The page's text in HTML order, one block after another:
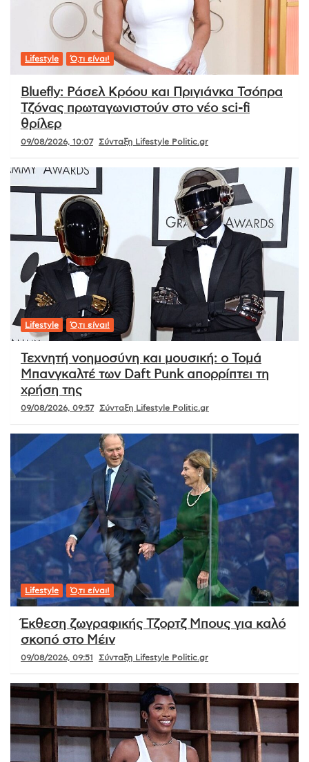
Lifestyle Ό,τι είναι!
Bluefly: Ράσελ Κρόου και Πριγιάνκα Τσόπρα
Τζόνας πρωταγωνιστούν στο νέο sci-fi
θρίλερ
09/08/2026, 10:07 Σύνταξη Lifestyle Politic.gr
Lifestyle Ό,τι είναι!
Τεχνητή νοημοσύνη και μουσική: ο Τομά
Μπανγκαλτέ των Daft Punk απορρίπτει τη
χρήση της
09/08/2026, 09:57 Σύνταξη Lifestyle Politic.gr
Lifestyle Ό,τι είναι!
Έκθεση ζωγραφικής Τζορτζ Μπους για καλό
σκοπό στο Μέιν
09/08/2026, 09:51 Σύνταξη Lifestyle Politic.gr